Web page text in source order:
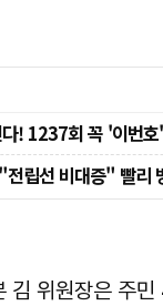
김 위원장은 주